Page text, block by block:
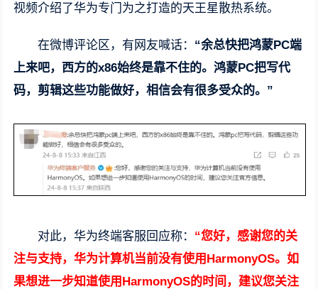
视频介绍了华为专门为之打造的天王星散热系统。
在微博评论区，有网友喊话： “余总快把鸿蒙PC端
上来吧，西方的x86始终是靠不住的。鸿蒙PC把写代
码，剪辑这些功能做好，相信会有很多受众的。”
对此，华为终端客服回应称： “您好，感谢您的关
注与支持，华为计算机当前没有使用HarmonyOS。如
果想进一步知道使用HarmonyOS的时间，建议您关注